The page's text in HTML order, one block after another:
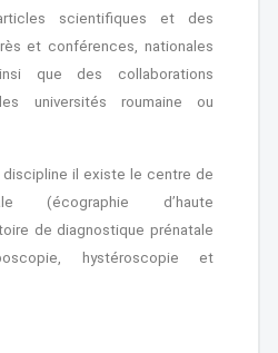
scientifiques et des
et conférences, nationales
que des collaborations
universités roumaine ou
discipline il existe le centre de
(écographie d’haute
de diagnostique prénatale
hystéroscopie et